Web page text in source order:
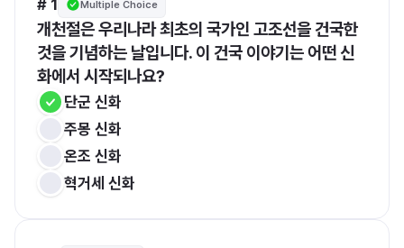
# 1 Multiple Choice
개천절은 우리나라 최초의 국가인 고조선을 건국한
것을 기념하는 날입니다. 이 건국 이야기는 어떤 신
화에서 시작되나요?
단군 신화
주몽 신화
온조 신화
혁거세 신화